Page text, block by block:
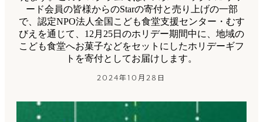
ード会員の皆様からのStarの寄付と売り上げの一部
で、認定NPO法人全国こども食堂支援センター・むす
びえを通じて、12月25日のホリデー期間中に、地域の
こども食堂へお菓子などをセットにしたホリデーギフ
トを寄付としてお届けします。
2024年10月28日